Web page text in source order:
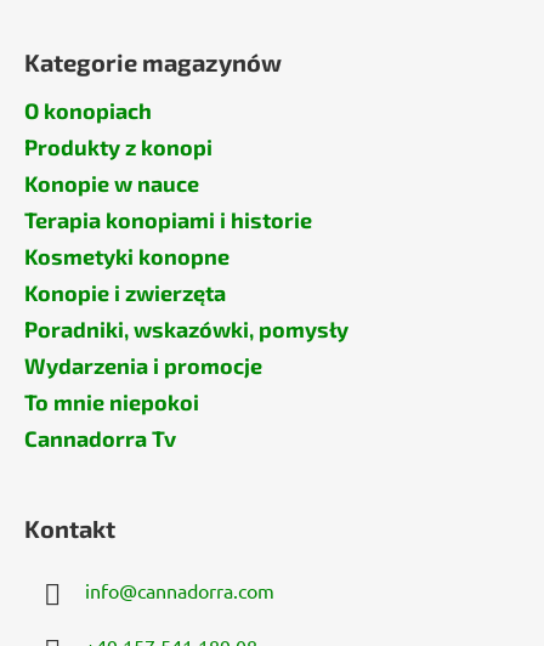
Kategorie magazynów
O konopiach
Produkty z konopi
Konopie w nauce
Terapia konopiami i historie
Kosmetyki konopne
Konopie i zwierzęta
Poradniki, wskazówki, pomysły
Wydarzenia i promocje
To mnie niepokoi
Cannadorra Tv
Kontakt
info@cannadorra.com